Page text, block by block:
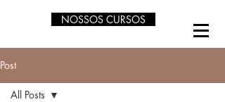
NOSSOS CURSOS
Post
All Posts